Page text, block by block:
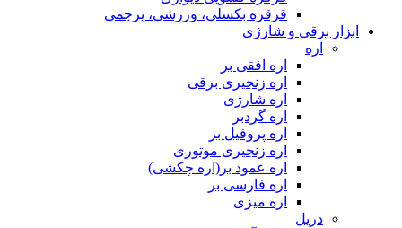
قرقره بکسلی، ورزشی، پرچمی
ابزار برقی و شارژی
اره
اره افقی بر
اره زنجیری برقی
اره شارژی
اره گردبر
اره پروفیل بر
اره زنجیری موتوری
اره عمود بر(اره چکشی)
اره فارسی بر
اره میزی
دریل